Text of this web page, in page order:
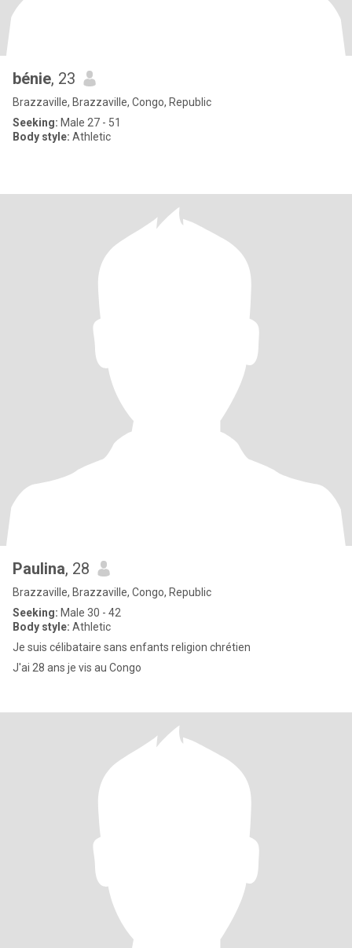
bénie, 23
Brazzaville, Brazzaville, Congo, Republic
Seeking: Male 27 - 51
Body style: Athletic
Paulina, 28
Brazzaville, Brazzaville, Congo, Republic
Seeking: Male 30 - 42
Body style: Athletic
Je suis célibataire sans enfants religion chrétien
J'ai 28 ans je vis au Congo